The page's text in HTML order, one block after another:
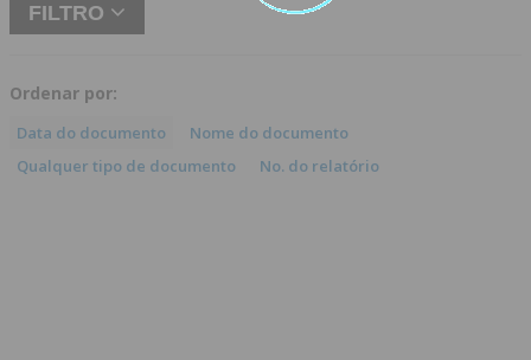
FILTRO
Ordenar por:
Data do documento
Nome do documento
Qualquer tipo de documento
No. do relatório